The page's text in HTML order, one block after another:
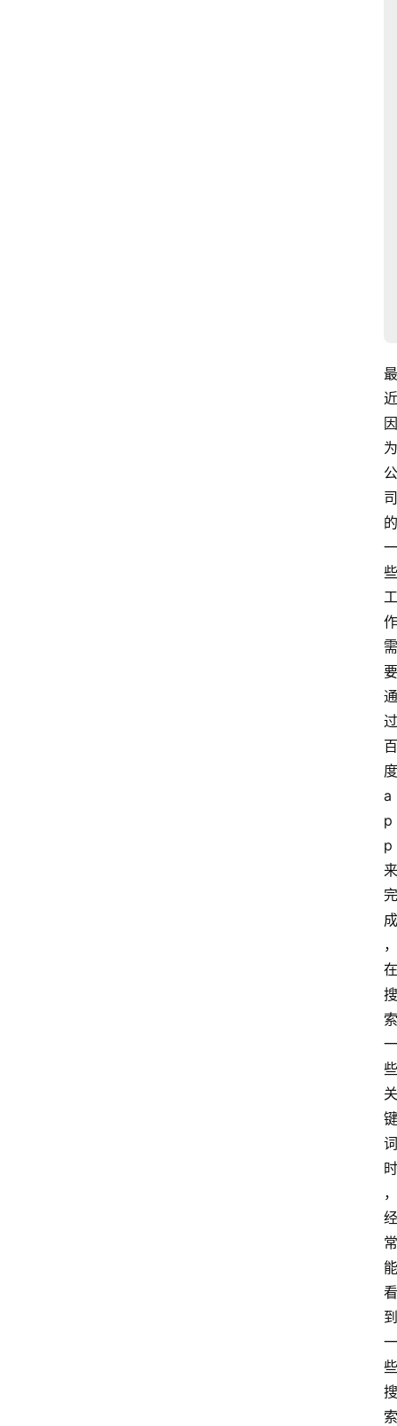
最
近
因
为
公
司
的
一
些
工
作
需
要
通
过
百
度
a
p
p
来
完
成
，
在
搜
索
一
些
关
键
词
时
，
经
常
能
看
到
一
些
搜
索